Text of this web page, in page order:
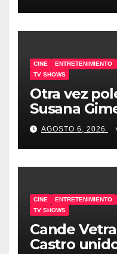
CINE ENTRETENIMIENTO
TV SHOWS
Otra vez
Susana
AGOSTO 6, 2026
CINE ENTRETENIMIENTO
TV SHOWS
Cande
Castro